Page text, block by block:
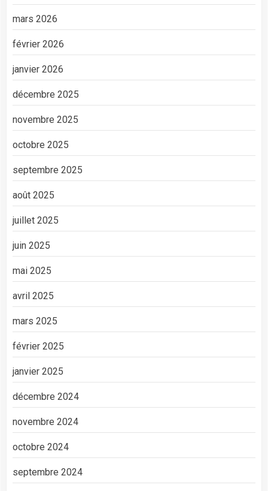
mars 2026
février 2026
janvier 2026
décembre 2025
novembre 2025
octobre 2025
septembre 2025
août 2025
juillet 2025
juin 2025
mai 2025
avril 2025
mars 2025
février 2025
janvier 2025
décembre 2024
novembre 2024
octobre 2024
septembre 2024